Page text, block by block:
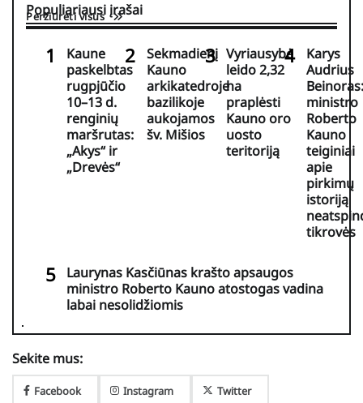
Populiariausi įrašai
Peržiūrėti visus
Kaune
paskelbtas
rugpjūčio
10–13 d.
renginių
maršrutas:
„Akys“ ir
„Drevės“
Sekmadienį
Kauno
arkikatedroje
bazilikoje
aukojamos
šv. Mišios
Vyriausybė
leido 2,32
ha
praplėsti
Kauno oro
uosto
teritoriją
Karys
Audrius
Beinoras:
ministro
Roberto
Kauno
teiginiai
apie
pirkimų
istoriją
tikrovės
Laurynas Kasčiūnas krašto apsaugos
ministro Roberto Kauno atostogas vadina
labai nesolidžiomis
Sekite mus:
Facebook Instagram Twitter